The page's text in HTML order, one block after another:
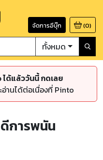
จัดการอีบุ๊ก (0)
ทั้งหมด
ได้แล้ววันนี้ กดเลย
านได้ต่อเนื่องที่ Pinto
การพนัน